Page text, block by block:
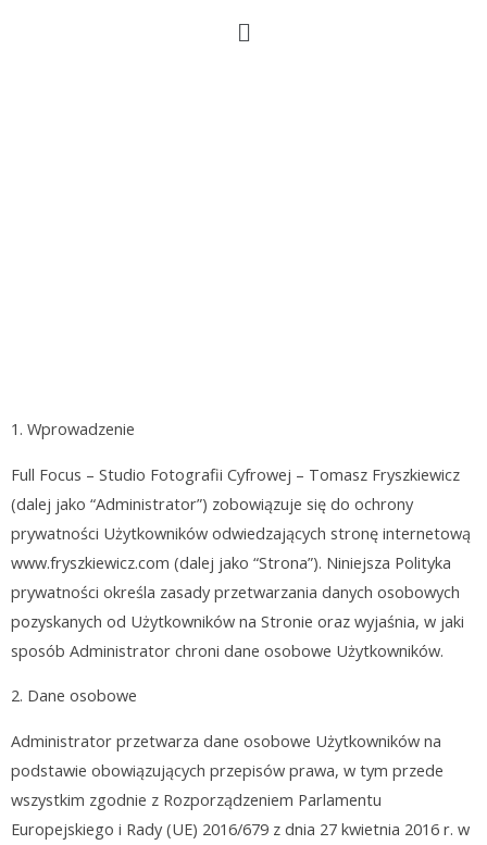
1. Wprowadzenie
Full Focus – Studio Fotografii Cyfrowej – Tomasz Fryszkiewicz
(dalej jako “Administrator”) zobowiązuje się do ochrony
prywatności Użytkowników odwiedzających stronę internetową
www.fryszkiewicz.com (dalej jako “Strona”). Niniejsza Polityka
prywatności określa zasady przetwarzania danych osobowych
pozyskanych od Użytkowników na Stronie oraz wyjaśnia, w jaki
sposób Administrator chroni dane osobowe Użytkowników.
2. Dane osobowe
Administrator przetwarza dane osobowe Użytkowników na
podstawie obowiązujących przepisów prawa, w tym przede
wszystkim zgodnie z Rozporządzeniem Parlamentu
Europejskiego i Rady (UE) 2016/679 z dnia 27 kwietnia 2016 r. w